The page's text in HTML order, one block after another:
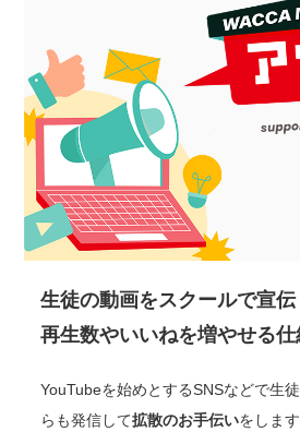
生徒の動画をスクールで宣伝
再生数やいいねを増やせる仕
YouTubeを始めとするSNSなどで生
らも発信して拡散のお手伝いをします